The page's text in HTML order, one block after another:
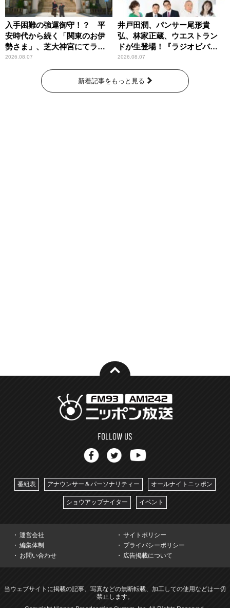
入手困難の強運御守！？ 平
安時代から続く「関東のお伊
勢さま」、芝大神宮にてラン
パンプスが合格祈願！
2026.08.07
井戸田潤、パンサー尾形貴
弘、林家正蔵、ウエストラン
ドが生登場！『ラジオビバリ
ー昼ズ』
2026.08.07
新着記事をもっと見る
番組表 アナウンサー＆パーソナリティー オールナイトニッポン
ショウアップナイター イベント
運営会社
サイトポリシー
編集体制
プライバシーポリシー
お問い合わせ
広告掲載について
当ウェブサイトに掲載の記事、写真などの無断転載、加工しての使用などは一切
禁止します。